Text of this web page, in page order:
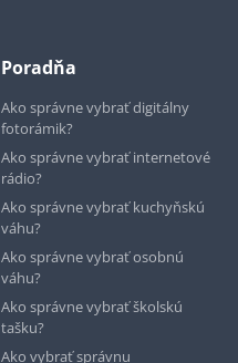
Poradňa
Ako správne vybrať digitálny
fotorámik?
Ako správne vybrať internetové
rádio?
Ako správne vybrať kuchyňskú
váhu?
Ako správne vybrať osobnú
váhu?
Ako správne vybrať školskú
tašku?
Ako vybrať správnu